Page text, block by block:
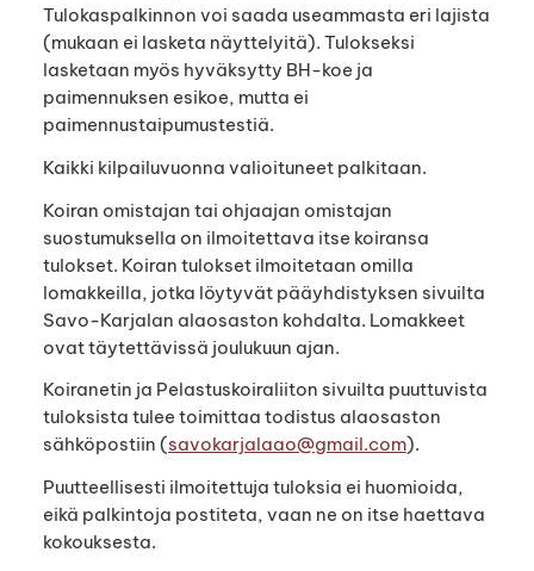
Tulokaspalkinnon voi saada useammasta eri lajista
(mukaan ei lasketa näyttelyitä). Tulokseksi
lasketaan myös hyväksytty BH-koe ja
paimennuksen esikoe, mutta ei
paimennustaipumustestiä.
Kaikki kilpailuvuonna valioituneet palkitaan.
Koiran omistajan tai ohjaajan omistajan
suostumuksella on ilmoitettava itse koiransa
tulokset. Koiran tulokset ilmoitetaan omilla
lomakkeilla, jotka löytyvät pääyhdistyksen sivuilta
Savo-Karjalan alaosaston kohdalta. Lomakkeet
ovat täytettävissä joulukuun ajan.
Koiranetin ja Pelastuskoiraliiton sivuilta puuttuvista
tuloksista tulee toimittaa todistus alaosaston
sähköpostiin (savokarjalaao@gmail.com).
Puutteellisesti ilmoitettuja tuloksia ei huomioida,
eikä palkintoja postiteta, vaan ne on itse haettava
kokouksesta.